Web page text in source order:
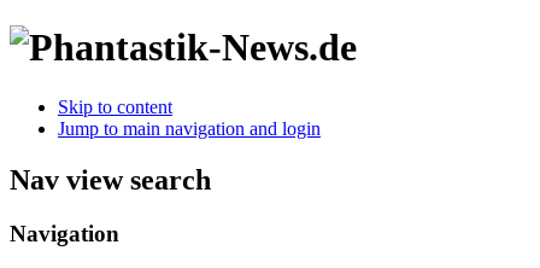
Skip to content
Jump to main navigation and login
Nav view search
Navigation